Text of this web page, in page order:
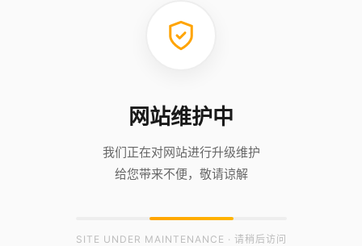
网站维护中
我们正在对网站进行升级维护
给您带来不便，敬请谅解
SITE UNDER MAINTENANCE · 请稍后访问